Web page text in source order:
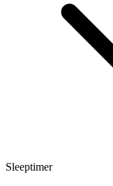
Sleeptimer